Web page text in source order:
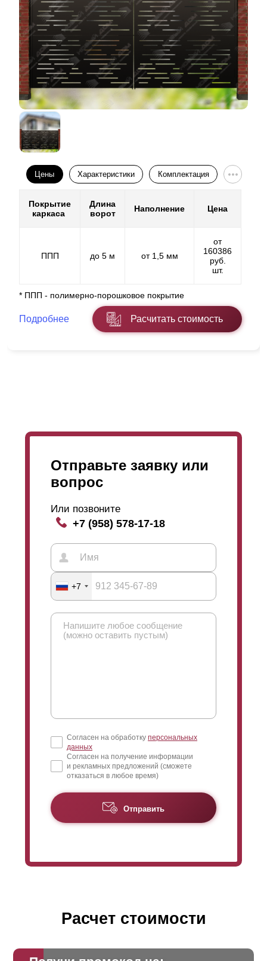
Цены Характеристики Комплектация
Покрытие
каркаса
Длина
ворот
Наполнение Цена
ППП до 5 м от 1,5 мм
от
160386
руб.
шт.
* ППП - полимерно-порошковое покрытие
Подробнее Расчитать стоимость
Отправьте заявку или
вопрос
Или позвоните
+7 (958) 578-17-18
+7
Согласен на обработку персональных
данных
Согласен на получение информации
и рекламных предложений (сможете
отказаться в любое время)
Отправить
Расчет стоимости